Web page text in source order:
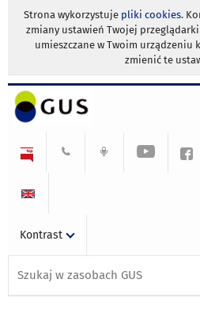
Strona wykorzystuje pliki cookies.
zmiany ustawień Twojej
umieszczane w Twoim urządzeniu
zmienić te
Kontrast